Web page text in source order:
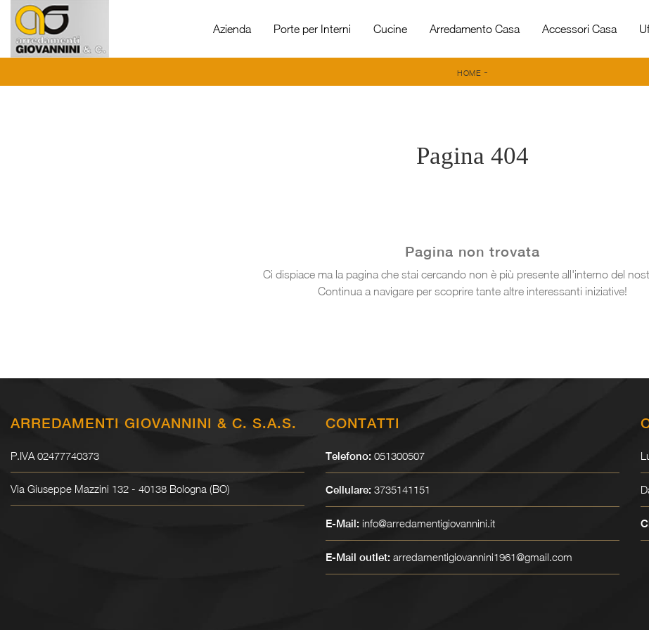
Azienda Porte per Interni Cucine Arredamento Casa Accessori Casa
HOME -
Pagina 404
Pagina non trovata
Ci dispiace ma la pagina che stai cercando non è più presente all'interno del
Continua a navigare per scoprire tante altre interessanti iniziative!
ARREDAMENTI GIOVANNINI & C. S.A.S.
P.IVA 02477740373
Via Giuseppe Mazzini 132 - 40138 Bologna (BO)
CONTATTI
Telefono: 051300507
Cellulare: 3735141151
E-Mail: info@arredamentigiovannini.it
E-Mail outlet: arredamentigiovannini1961@gmail.com